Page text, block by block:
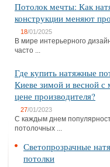
Потолок мечты: Как
конструкции меняют
18/01/2025
В мире интерьерного
часто ...
Где купить натяжные
Киеве зимой и весной
цене производителя?
27/01/2023
С каждым днем
потолочных ...
Светопрозрачные
потолки